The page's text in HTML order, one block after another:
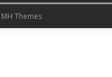
MH Themes